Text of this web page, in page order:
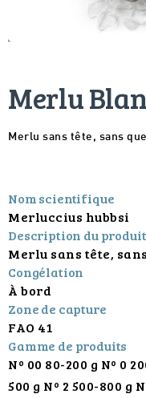
Merlu
Merlu sans tête, sans
Nom scientifique
Merluccius hubbsi
Description du produit
Merlu sans tête,
Congélation
À bord
Zone de capture
FAO 41
Gamme de produits
Nº 00 80-200 g Nº 0
500 g Nº 2 500-800 g